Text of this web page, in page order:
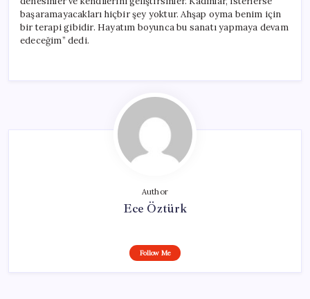
başaramayacakları hiçbir şey yoktur. Ahşap oyma benim için
bir terapi gibidir. Hayatım boyunca bu sanatı yapmaya devam
edeceğim” dedi.
Author
Ece Öztürk
Follow Me